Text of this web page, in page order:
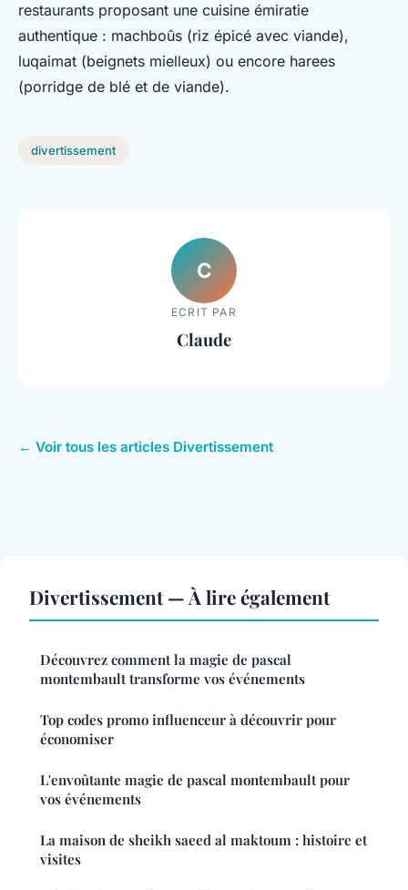
restaurants proposant une cuisine émiratie
authentique : machboûs (riz épicé avec viande),
luqaimat (beignets mielleux) ou encore harees
(porridge de blé et de viande).
divertissement
C
ECRIT PAR
Claude
← Voir tous les articles Divertissement
Divertissement — À lire également
Découvrez comment la magie de pascal
montembault transforme vos événements
Top codes promo influenceur à découvrir pour
économiser
L'envoûtante magie de pascal montembault pour
vos événements
La maison de sheikh saeed al maktoum : histoire et
visites